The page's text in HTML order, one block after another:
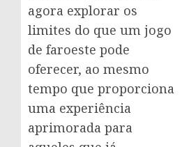
agora explorar os
limites do que um jogo
de faroeste pode
oferecer, ao mesmo
tempo que proporciona
uma experiência
aprimorada para